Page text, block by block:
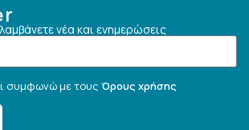
νέα και ενημερώσεις
συμφωνώ με τους Όρους χρήσης